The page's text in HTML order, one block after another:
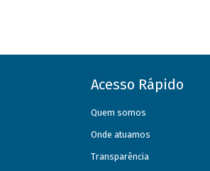
Acesso Rápido
Quem somos
Onde atuamos
Transparência